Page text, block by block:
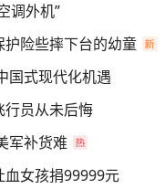
调外机”
险些摔下台的幼童
国式现代化机遇
行员从未后悔
军补货难
血女孩捐99999元